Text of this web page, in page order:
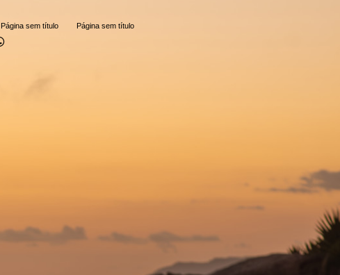
Página sem título Página sem título